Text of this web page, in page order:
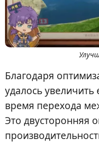
Благодаря
удалось увеличить
время перехода
Это двусторонняя